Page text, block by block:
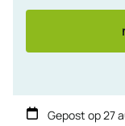
Gepost op27